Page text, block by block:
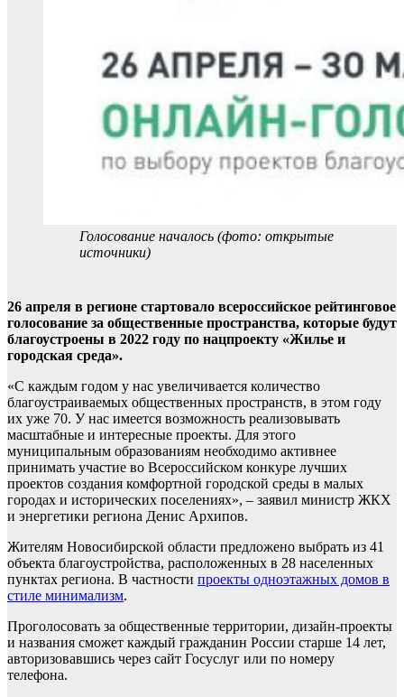
Голосование началось (фото: открытые
источники)
26 апреля в регионе стартовало всероссийское рейтинговое
голосование за общественные пространства, которые будут
благоустроены в 2022 году по нацпроекту «Жилье и
городская среда».
«С каждым годом у нас увеличивается количество
благоустраиваемых общественных пространств, в этом году
их уже 70. У нас имеется возможность реализовывать
масштабные и интересные проекты. Для этого
муниципальным образованиям необходимо активнее
принимать участие во Всероссийском конкуре лучших
проектов создания комфортной городской среды в малых
городах и исторических поселениях», – заявил министр ЖКХ
и энергетики региона Денис Архипов.
Жителям Новосибирской области предложено выбрать из 41
объекта благоустройства, расположенных в 28 населенных
пунктах региона. В частности проекты одноэтажных домов в
стиле минимализм.
Проголосовать за общественные территории, дизайн-проекты
и названия сможет каждый гражданин России старше 14 лет,
авторизовавшись через сайт Госуслуг или по номеру
телефона.